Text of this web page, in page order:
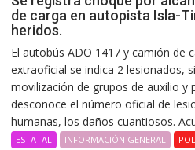
de carga en autopista Isla-
heridos.
El autobús ADO 1417 y camión de
extraoficial se indica 2 lesionados,
movilización de grupos de auxilio y
desconoce el número oficial de
humanas, los daños cuantiosos.
ESTATAL INFORMACIÓN GENERAL